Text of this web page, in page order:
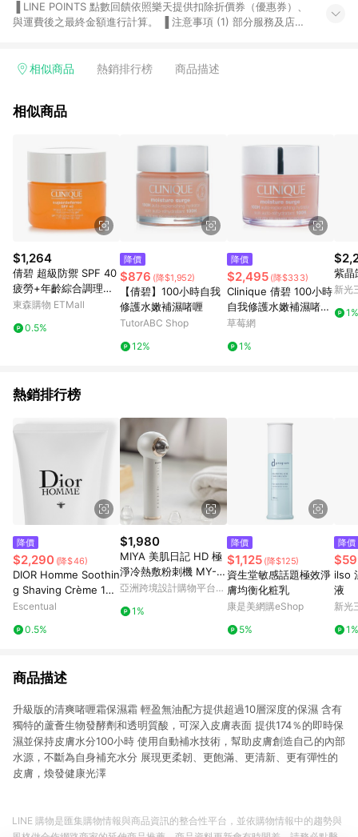
與運費後之最終金額進行計算。 ▐ 注意事項 (1) 部分服務及店家
Smart mobile、神腦生活、JS巨盛、樂天KOBO電子書，請詳閱
台灣樂天市場，並在同一瀏覽器於24小時內結帳，才享有 LINE
市場 45 天內完成訂單出貨及結帳，則不符合贈點資格。 (4) 如
使用APP、或中途瀏覽比價網、回饋網、Google等其他網頁、或
由網頁版(電腦版/手機版網頁)切換為App都將會造成追蹤中斷而
無法進行 LINE POINTS 回饋。 (5) LINE 購物為購物資訊整合性
平台，商品資料更新會有時間差，如顯示之商品規格、顏色、價
位、贈品與台灣樂天市場銷售網頁不符，以銷售網頁標示為準。
(6) 導購訂單已逾 365 天，根據台灣樂天回饋規定，逾期訂單將
不符合回饋資格。 (7) 若上述或其他原因，致使消費者無接收到
點數回饋或點數回饋有爭議，台灣樂天市場保有更改條款與法律
追訴之權利，活動詳情以樂天市場網站公告為準。
相似商品 熱銷排行榜 商品描述
相似商品
$1,264
倩碧 超級防禦 SPF 40
疲勞+年齡綜合調理霜-
極乾至偏乾膚質組合30
東森購物 ETMall
0.5%
降價
$876 (降$1,952)
【倩碧】100小時自我
修護水嫩補濕啫喱
TutorABC Shop
12%
降價
$2,495 (降$333)
Clinique 倩碧 100小時
自我修護水嫩補濕啫喱
125ml/4oz-保濕及護
草莓網
1%
紫晶
新光
1%
熱銷排行榜
降價
$2,290 (降$46)
DIOR Homme Soothin
g Shaving Crème 125
ml
Escentual
0.5%
$1,980
MIYA 美肌日記 HD 極
淨冷熱敷粉刺機 MY-W
F120
亞洲跨境設計購物平台
1%
降價
$1,125 (降$125)
資生堂敏感話題極效淨
膚均衡化粧乳
康是美網購eShop
5%
降價
ilso
液
新光
1%
商品描述
升級版的清爽啫喱霜保濕霜 輕盈無油配方提供超過10層深度的保濕 含有
獨特的蘆薈生物發酵劑和透明質酸，可深入皮膚表面 提供174％的即時保
濕並保持皮膚水分100小時 使用自動補水技術，幫助皮膚創造自己的內部
水源，不斷為自身補充水分 展現更柔韌、更飽滿、更清新、更有彈性的
皮膚，煥發健康光澤
LINE 購物是匯集購物情報與商品資訊的整合性平台，並依購物情報中的趨勢與